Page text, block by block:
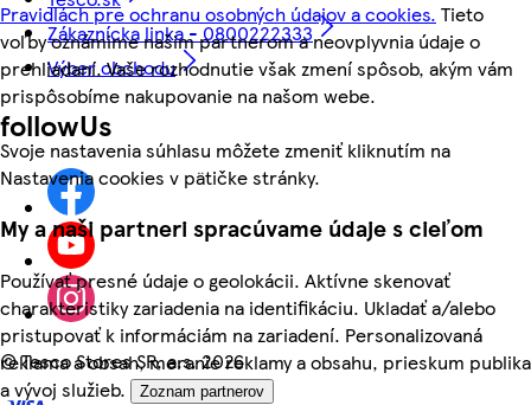
Pravidlách pre ochranu osobných údajov a cookies. Tieto
voľby oznámime našim partnerom a neovplyvnia údaje o
prehliadaní. Vaše rozhodnutie však zmení spôsob, akým vám
prispôsobíme nakupovanie na našom webe.
Svoje nastavenia súhlasu môžete zmeniť kliknutím na
Nastavenia cookies v pätičke stránky.
My a naši partneri spracúvame údaje s cieľom
Používať presné údaje o geolokácii. Aktívne skenovať
charakteristiky zariadenia na identifikáciu. Ukladať a/alebo
pristupovať k informáciám na zariadení. Personalizovaná
reklama a obsah, meranie reklamy a obsahu, prieskum publika
a vývoj služieb.
Zoznam partnerov
Zákaznícka linka - 0800222333
Výber obchodu
followUs
©Tesco Stores SR, a.s. 2026